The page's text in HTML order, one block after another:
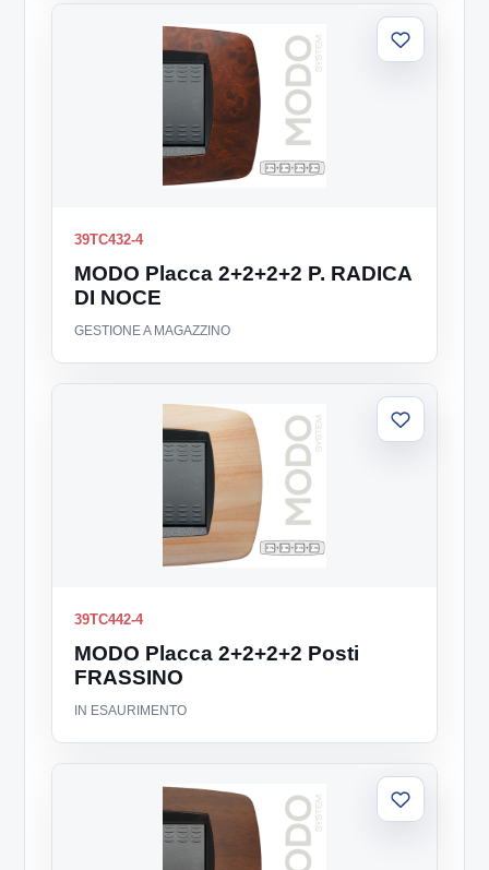
39TC432-4
MODO Placca 2+2+2+2 P. RADICA
DI NOCE
GESTIONE A MAGAZZINO
Aggiungi
alla
39TC442-4
MODO Placca 2+2+2+2 Posti
FRASSINO
IN ESAURIMENTO
Aggiungi
alla
Aggiungi
alla